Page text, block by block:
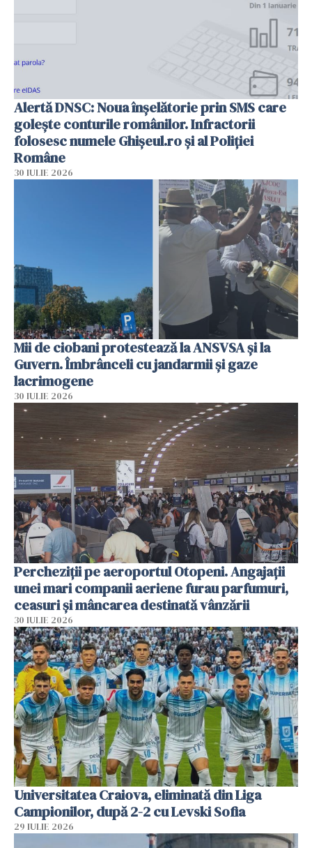
Alertă DNSC: Noua înșelătorie prin SMS care
golește conturile românilor. Infractorii
folosesc numele Ghișeul.ro și al Poliției
Române
30 IULIE 2026
Mii de ciobani protestează la ANSVSA și la
Guvern. Îmbrânceli cu jandarmii și gaze
lacrimogene
30 IULIE 2026
Percheziții pe aeroportul Otopeni. Angajații
unei mari companii aeriene furau parfumuri,
ceasuri și mâncarea destinată vânzării
30 IULIE 2026
Universitatea Craiova, eliminată din Liga
Campionilor, după 2-2 cu Levski Sofia
29 IULIE 2026